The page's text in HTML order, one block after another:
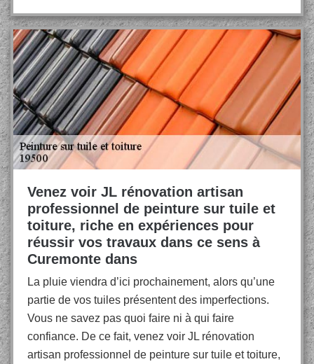
Venez voir JL rénovation artisan
professionnel de peinture sur tuile et
toiture, riche en expériences pour
réussir vos travaux dans ce sens à
Curemonte dans
La pluie viendra d’ici prochainement, alors qu’une
partie de vos tuiles présentent des imperfections.
Vous ne savez pas quoi faire ni à qui faire
confiance. De ce fait, venez voir JL rénovation
artisan professionnel de peinture sur tuile et toiture,